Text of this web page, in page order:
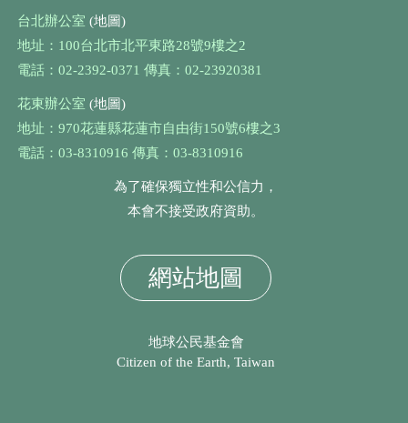
台北辦公室 (地圖)
地址：100台北市北平東路28號9樓之2
電話：02-2392-0371 傳真：02-23920381
花東辦公室 (地圖)
地址：970花蓮縣花蓮市自由街150號6樓之3
電話：03-8310916 傳真：03-8310916
為了確保獨立性和公信力，
本會不接受政府資助。
網站地圖
地球公民基金會
Citizen of the Earth, Taiwan